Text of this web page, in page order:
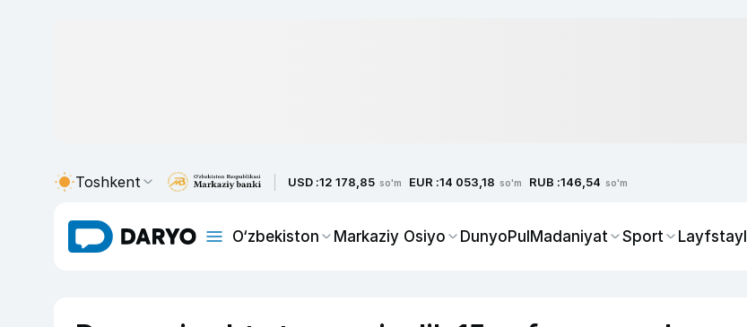
Toshkent USD :12 178,85 so'm EUR :14 053,18 so'm RUB :146,54 so'm
O‘zbekiston Markaziy Osiyo DunyoPulMadaniyat Sport Layfstayl